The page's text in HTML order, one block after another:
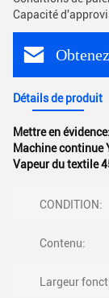
Capacité
Détails de produit
Mettre en évidence:
Machine continue
Vapeur du textile
CONDITION:
Contenu:
Largeur